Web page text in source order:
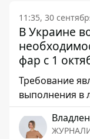
11:35, 30
В Украине
фар с 1
Требование
выполнения в